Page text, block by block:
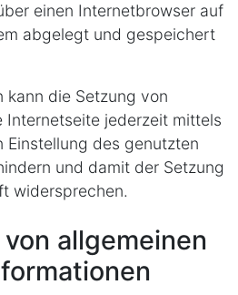
einen Internetbrowser auf
abgelegt und gespeichert
kann die Setzung von
Internetseite jederzeit mittels
Einstellung des genutzten
und damit der Setzung
widersprechen.
allgemeinen